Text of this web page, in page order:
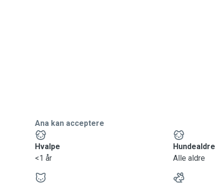
Ana kan acceptere
Hvalpe
<1 år
Hundealdre
Alle aldre